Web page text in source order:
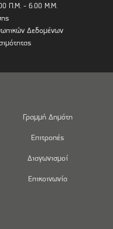
Π.Μ. - 6.00 Μ.Μ.
Δεδομένων
Γραμμή Δημότη
Επιτροπές
Διαγωνισμοί
Επικοινωνία